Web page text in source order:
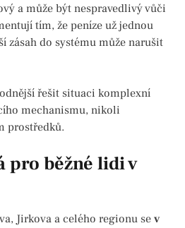
a může být nespravedlivý vůči
tím, že peníze už jednou
zásah do systému může narušit
řešit situaci komplexní
mechanismu, nikoli
prostředků.
pro běžné lidi v
Jirkova a celého regionu se v